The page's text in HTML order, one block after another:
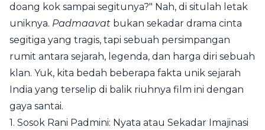
doang kok sampai segitunya?" Nah, di situlah letak
uniknya. Padmaavat bukan sekadar drama cinta
segitiga yang tragis, tapi sebuah persimpangan
rumit antara sejarah, legenda, dan harga diri sebuah
klan. Yuk, kita bedah beberapa fakta unik sejarah
India yang terselip di balik riuhnya film ini dengan
gaya santai.
1. Sosok Rani Padmini: Nyata atau Sekadar Imajinasi